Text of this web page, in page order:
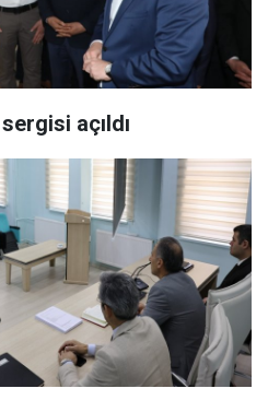
açıldı